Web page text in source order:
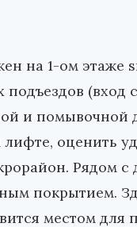
на 1-ом этаже
(вход
и
оценить
Рядом с
покрытием.
местом